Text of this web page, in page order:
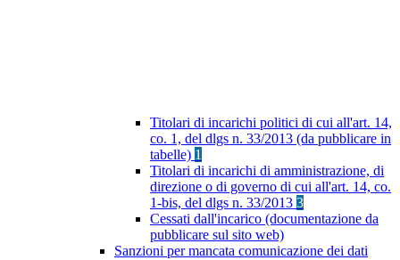
Titolari di incarichi politici di cui all'art. 14,
co. 1, del dlgs n. 33/2013 (da pubblicare in
tabelle) 1
Titolari di incarichi di amministrazione, di
direzione o di governo di cui all'art. 14, co.
1-bis, del dlgs n. 33/2013 3
Cessati dall'incarico (documentazione da
pubblicare sul sito web)
Sanzioni per mancata comunicazione dei dati